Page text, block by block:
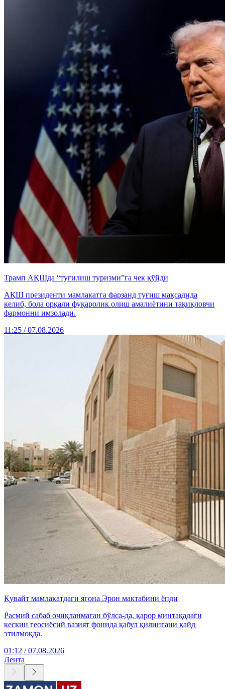
Трамп АҚШда “туғилиш туризми”га чек қўйди
АҚШ президенти мамлакатга фарзанд туғиш мақсадида
келиб, бола орқали фуқаролик олиш амалиётини тақиқловчи
фармонни имзолади.
11:25 / 07.08.2026
Қувайт мамлакатдаги ягона Эрон мактабини ёпди
Расмий сабаб очиқланмаган бўлса-да, қарор минтақадаги
кескин геосиёсий вазият фонида қабул қилингани қайд
этилмоқда.
01:12 / 07.08.2026
Лента